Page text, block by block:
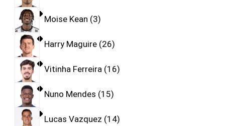
Moise Kean 3
Harry Maguire 26
Vitinha Ferreira 16
Nuno Mendes 15
Lucas Vazquez 14